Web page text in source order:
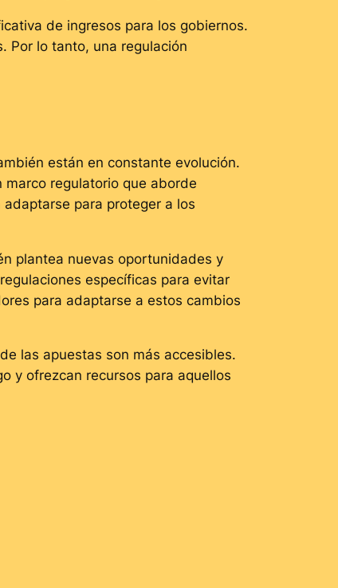
de ingresos para los gobiernos.
Por lo tanto, una regulación
están en constante evolución.
regulatorio que aborde
para proteger a los
plantea nuevas oportunidades y
específicas para evitar
para adaptarse a estos cambios
las apuestas son más accesibles.
y ofrezcan recursos para aquellos